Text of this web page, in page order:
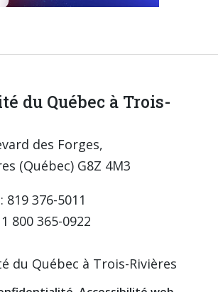
du Québec à Trois-
des Forges,
(Québec) G8Z 4M3
376-5011
800 365-0922
du Québec à Trois-Rivières